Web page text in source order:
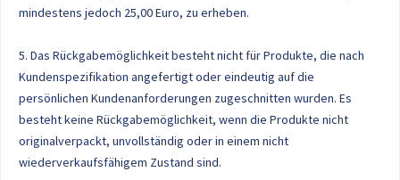
mindestens jedoch 25,00 Euro, zu erheben.
5. Das Rückgabemöglichkeit besteht nicht für Produkte, die nach
Kundenspezifikation angefertigt oder eindeutig auf die
persönlichen Kundenanforderungen zugeschnitten wurden. Es
besteht keine Rückgabemöglichkeit, wenn die Produkte nicht
originalverpackt, unvollständig oder in einem nicht
wiederverkaufsfähigem Zustand sind.